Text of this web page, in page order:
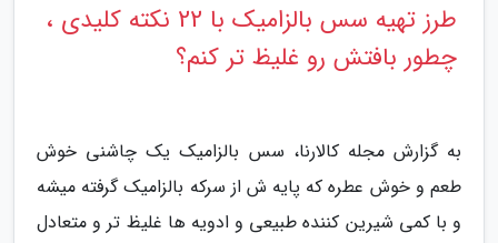
طرز تهیه سس بالزامیک با 22 نکته کلیدی ،
چطور بافتش رو غلیظ تر کنم؟
به گزارش مجله کالارنا، سس بالزامیک یک چاشنی خوش
طعم و خوش عطره که پایه ش از سرکه بالزامیک گرفته میشه
و با کمی شیرین کننده طبیعی و ادویه ها غلیظ تر و متعادل